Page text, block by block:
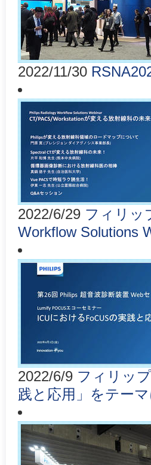
2022/11/30
2022/6/29 フィリッ
Workflow Solutions
2022/6/9 フィリッ
践と応用」をテー